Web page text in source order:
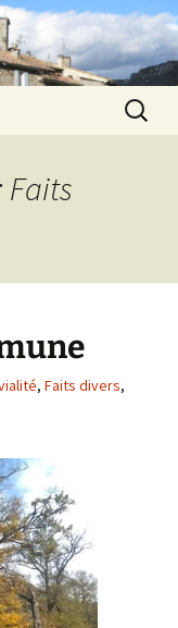
Faits
, Faits divers,